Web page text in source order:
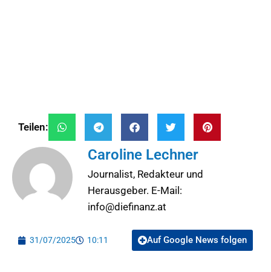
Teilen:
Caroline Lechner
Journalist, Redakteur und
Herausgeber. E-Mail:
info@diefinanz.at
31/07/2025 10:11 Auf Google News folgen